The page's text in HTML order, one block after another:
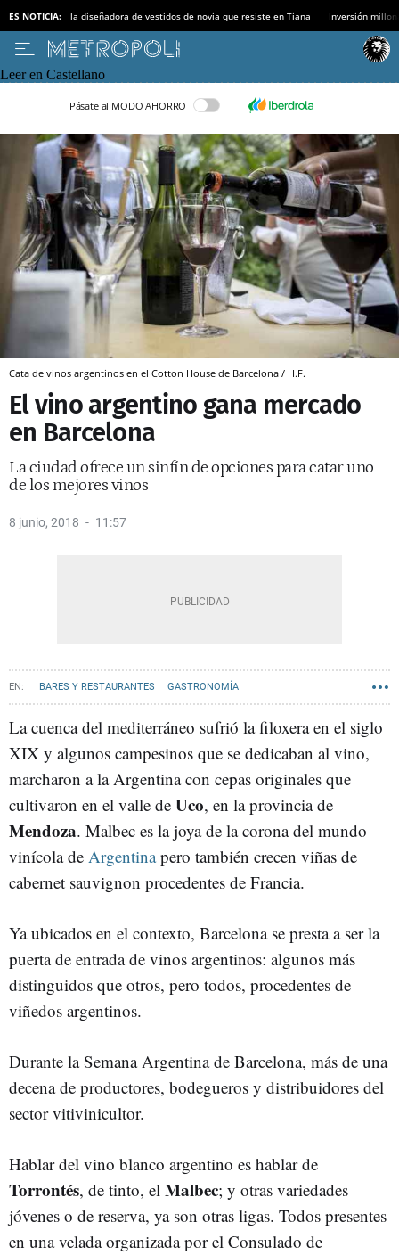
ES NOTICIA: la diseñadora de vestidos de novia que resiste en Tiana Inversión
Leer en Castellano
Pásate al MODO AHORRO
Cata de vinos argentinos en el Cotton House de Barcelona / H.F.
El vino argentino gana mercado
en Barcelona
La ciudad ofrece un sinfín de opciones para catar uno
de los mejores vinos
8 junio, 2018 11:57
BARES Y RESTAURANTES GASTRONOMÍA
La cuenca del mediterráneo sufrió la filoxera en el siglo
XIX y algunos campesinos que se dedicaban al vino,
marcharon a la Argentina con cepas originales que
cultivaron en el valle de Uco, en la provincia de
Mendoza. Malbec es la joya de la corona del mundo
vinícola de Argentinapero también crecen viñas de
cabernet sauvignon procedentes de Francia.
Ya ubicados en el contexto, Barcelona se presta a ser la
puerta de entrada de vinos argentinos: algunos más
distinguidos que otros, pero todos, procedentes de
viñedos argentinos.
Durante la Semana Argentina de Barcelona, más de una
decena de productores, bodegueros y distribuidores del
sector vitivinicultor.
Hablar del vino blanco argentino es hablar de
Torrontés, de tinto, el Malbec; y otras variedades
jóvenes o de reserva, ya son otras ligas. Todos presentes
en una velada organizada por el Consulado de